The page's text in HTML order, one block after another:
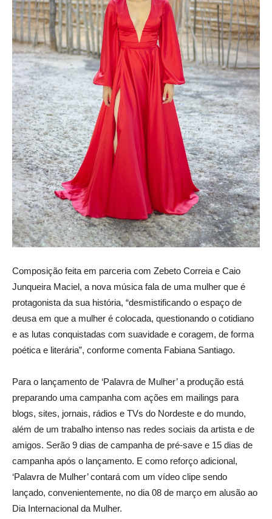
Composição feita em parceria com Zebeto Correia e Caio
Junqueira Maciel, a nova música fala de uma mulher que é
protagonista da sua história, “desmistificando o espaço de
deusa em que a mulher é colocada, questionando o cotidiano
e as lutas conquistadas com suavidade e coragem, de forma
poética e literária”, conforme comenta Fabiana Santiago.
Para o lançamento de ‘Palavra de Mulher’ a produção está
preparando uma campanha com ações em mailings para
blogs, sites, jornais, rádios e TVs do Nordeste e do mundo,
além de um trabalho intenso nas redes sociais da artista e de
amigos. Serão 9 dias de campanha de pré-save e 15 dias de
campanha após o lançamento. E como reforço adicional,
‘Palavra de Mulher’ contará com um vídeo clipe sendo
lançado, convenientemente, no dia 08 de março em alusão ao
Dia Internacional da Mulher.